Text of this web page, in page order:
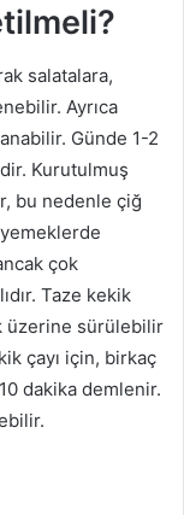
salatalara,
Ayrıca
Günde 1-2
Kurutulmuş
bu nedenle çiğ
çok
Taze kekik
üzerine sürülebilir
çayı için, birkaç
dakika demlenir.